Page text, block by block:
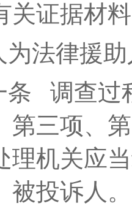
关证据材
为法律援
条 调查过
第三项、
理机关应
投诉人。